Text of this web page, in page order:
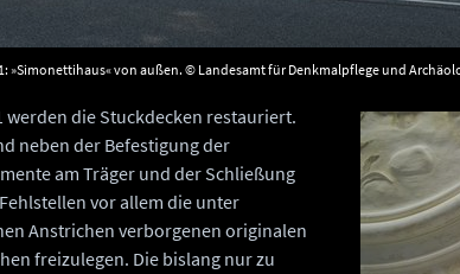
»Simonettihaus« von außen. © Landesamt für Denkmalpflege und
werden die Stuckdecken restauriert.
neben der Befestigung der
am Träger und der Schließung
vor allem die unter
Anstrichen verborgenen originalen
freizulegen. Die bislang nur zu